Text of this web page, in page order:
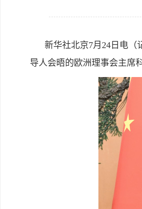
新华社北京7月24日电（
导人会晤的欧洲理事会主席